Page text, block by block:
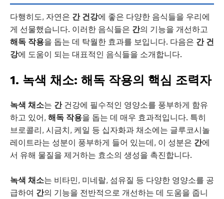
다행히도, 자연은 간 건강에 좋은 다양한 음식들을 우리에
게 선물했습니다. 이러한 음식들은 간의 기능을 개선하고
해독 작용을 돕는 데 탁월한 효과를 보입니다. 다음은 간 건
강에 도움이 되는 대표적인 음식들을 소개합니다.
1. 녹색 채소: 해독 작용의 핵심 조력자
녹색 채소는 간건강에 필수적인 영양소를 풍부하게 함유
하고 있어, 해독 작용을 돕는 데 매우 효과적입니다. 특히
브로콜리, 시금치, 케일 등 십자화과 채소에는 글루코시놀
레이트라는 성분이 풍부하게 들어 있는데, 이 성분은 간에
서 유해 물질을 제거하는 효소의 생성을 촉진합니다.
녹색 채소는 비타민, 미네랄, 섬유질 등 다양한 영양소를 공
급하여 간의 기능을 전반적으로 개선하는 데 도움을 줍니